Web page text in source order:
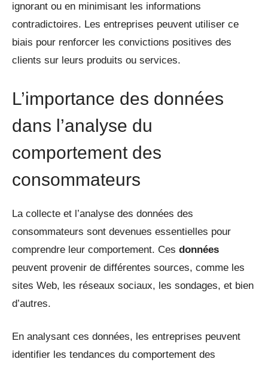
ignorant ou en minimisant les informations
contradictoires. Les entreprises peuvent utiliser ce
biais pour renforcer les convictions positives des
clients sur leurs produits ou services.
L’importance des données
dans l’analyse du
comportement des
consommateurs
La collecte et l’analyse des données des
consommateurs sont devenues essentielles pour
comprendre leur comportement. Ces données
peuvent provenir de différentes sources, comme les
sites Web, les réseaux sociaux, les sondages, et bien
d’autres.
En analysant ces données, les entreprises peuvent
identifier les tendances du comportement des